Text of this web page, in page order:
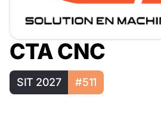
CTA CNC
SIT 2027 #511